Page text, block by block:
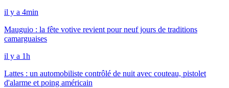
il y a 4min
Mauguio : la fête votive revient pour neuf jours de traditions
camarguaises
il y a 1h
Lattes : un automobiliste contrôlé de nuit avec couteau, pistolet
d'alarme et poing américain